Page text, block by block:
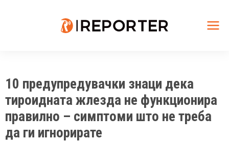
10 предупредувачки знаци дека
тироидната жлезда не функционира
правилно – симптоми што не треба
да ги игнорирате